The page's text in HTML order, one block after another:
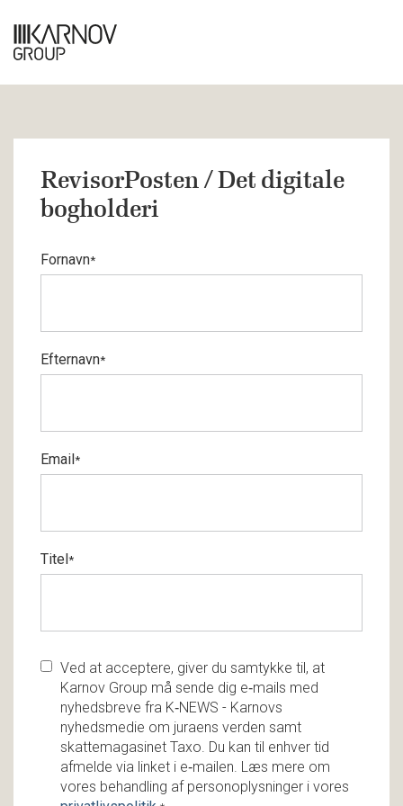
RevisorPosten / Det digitale
bogholderi
Fornavn*
Efternavn*
Email*
Titel*
Ved at acceptere, giver du samtykke til, at
Karnov Group må sende dig e‑mails med
nyhedsbreve fra K‑NEWS - Karnovs
nyhedsmedie om juraens verden samt
skattemagasinet Taxo. Du kan til enhver tid
afmelde via linket i e‑mailen. Læs mere om
vores behandling af personoplysninger i vores